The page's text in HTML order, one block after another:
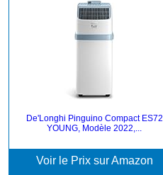
De'Longhi Pinguino Compact ES72
YOUNG, Modèle 2022,...
Voir le Prix sur Amazon